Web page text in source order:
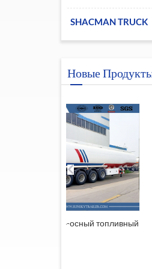
SHACMAN TRUCK
Новые
Трейлер